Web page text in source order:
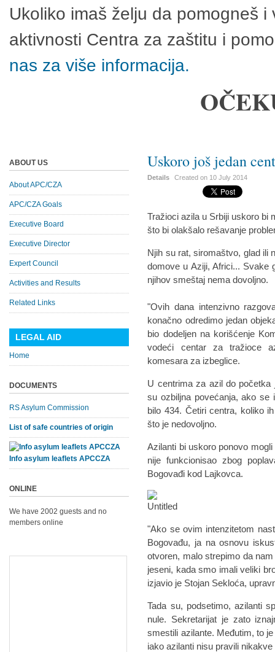
Ukoliko imaš želju da pomogneš
aktivnosti Centra za zaštitu i
nas za više informacija.
Uskoro još jedan
Details Created on 10 July 2014
Tražioci azila u Srbiji uskoro bi
što bi olakšalo rešavanje
Njih su rat, siromaštvo, glad ili
domove u Aziji, Africi... Svake
njihov smeštaj nema dovoljno.
"Ovih dana intenzivno
konačno odredimo jedan
bio dodeljen na korišćenje
vodeći centar za tražioce
komesara za izbeglice.
U centrima za azil do
su ozbiljna povećanja, ako se
bilo 434. Četiri centra, koliko
što je nedovoljno.
Azilanti bi uskoro ponovo
nije funkcionisao zbog
Bogovađi kod Lajkovca.
"Ako se ovim intenzitetom
Bogovađu, ja na osnovu
otvoren, malo strepimo da
jeseni, kada smo imali veliki
izjavio je Stojan Sekloća,
Tada su, podsetimo, azilanti
nule. Sekretarijat je zato
smestili azilante. Međutim, to
iako azilanti nisu pravili
ABOUT US
About APC/CZA
APC/CZA Goals
Executive Board
Executive Director
Expert Council
Activities and Results
Related Links
LEGAL AID
Home
DOCUMENTS
RS Asylum Commission
List of safe countries of origin
Info asylum leaflets APCCZA
ONLINE
We have 2002 guests and no
members online